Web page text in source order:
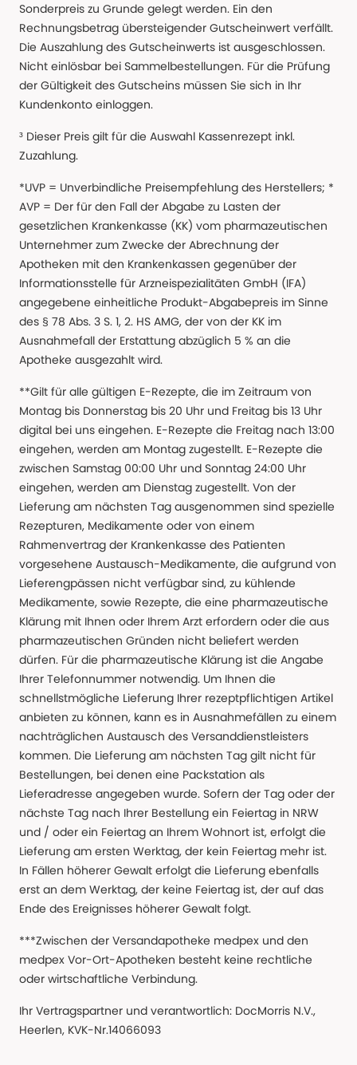
Sonderpreis zu Grunde gelegt werden. Ein den
Rechnungsbetrag übersteigender Gutscheinwert verfällt.
Die Auszahlung des Gutscheinwerts ist ausgeschlossen.
Nicht einlösbar bei Sammelbestellungen. Für die Prüfung
der Gültigkeit des Gutscheins müssen Sie sich in Ihr
Kundenkonto einloggen.
³ Dieser Preis gilt für die Auswahl Kassenrezept inkl.
Zuzahlung.
*UVP = Unverbindliche Preisempfehlung des Herstellers; *
AVP = Der für den Fall der Abgabe zu Lasten der
gesetzlichen Krankenkasse (KK) vom pharmazeutischen
Unternehmer zum Zwecke der Abrechnung der
Apotheken mit den Krankenkassen gegenüber der
Informationsstelle für Arzneispezialitäten GmbH (IFA)
angegebene einheitliche Produkt-Abgabepreis im Sinne
des § 78 Abs. 3 S. 1, 2. HS AMG, der von der KK im
Ausnahmefall der Erstattung abzüglich 5 % an die
Apotheke ausgezahlt wird.
**Gilt für alle gültigen E-Rezepte, die im Zeitraum von
Montag bis Donnerstag bis 20 Uhr und Freitag bis 13 Uhr
digital bei uns eingehen. E-Rezepte die Freitag nach 13:00
eingehen, werden am Montag zugestellt. E-Rezepte die
zwischen Samstag 00:00 Uhr und Sonntag 24:00 Uhr
eingehen, werden am Dienstag zugestellt. Von der
Lieferung am nächsten Tag ausgenommen sind spezielle
Rezepturen, Medikamente oder von einem
Rahmenvertrag der Krankenkasse des Patienten
vorgesehene Austausch-Medikamente, die aufgrund von
Lieferengpässen nicht verfügbar sind, zu kühlende
Medikamente, sowie Rezepte, die eine pharmazeutische
Klärung mit Ihnen oder Ihrem Arzt erfordern oder die aus
pharmazeutischen Gründen nicht beliefert werden
dürfen. Für die pharmazeutische Klärung ist die Angabe
Ihrer Telefonnummer notwendig. Um Ihnen die
schnellstmögliche Lieferung Ihrer rezeptpflichtigen Artikel
anbieten zu können, kann es in Ausnahmefällen zu einem
nachträglichen Austausch des Versanddienstleisters
kommen. Die Lieferung am nächsten Tag gilt nicht für
Bestellungen, bei denen eine Packstation als
Lieferadresse angegeben wurde. Sofern der Tag oder der
nächste Tag nach Ihrer Bestellung ein Feiertag in NRW
und / oder ein Feiertag an Ihrem Wohnort ist, erfolgt die
Lieferung am ersten Werktag, der kein Feiertag mehr ist.
In Fällen höherer Gewalt erfolgt die Lieferung ebenfalls
erst an dem Werktag, der keine Feiertag ist, der auf das
Ende des Ereignisses höherer Gewalt folgt.
***Zwischen der Versandapotheke medpex und den
medpex Vor-Ort-Apotheken besteht keine rechtliche
oder wirtschaftliche Verbindung.
Ihr Vertragspartner und verantwortlich: DocMorris N.V.,
Heerlen, KVK-Nr.14066093